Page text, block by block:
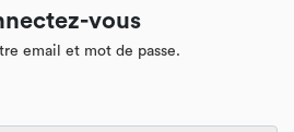
vous
email et mot de passe.